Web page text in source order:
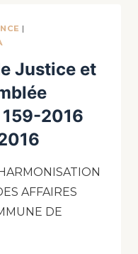
|
Justice et
159-2016
AFFAIRES
DE